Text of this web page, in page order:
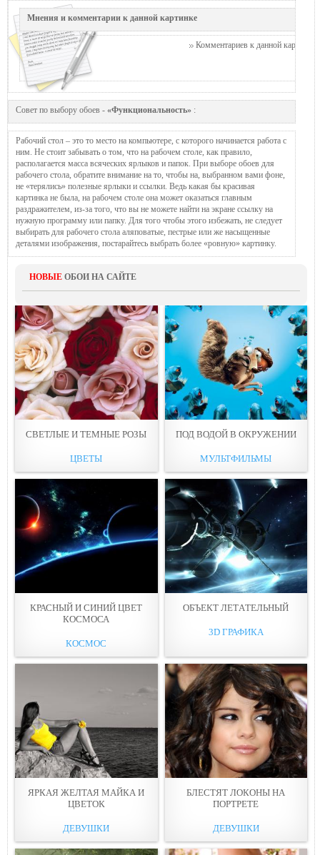
Мнения и комментарии к данной картинке
Комментариев к данной картинке
Совет по выбору обоев - «Функциональность» :
Рабочий стол – это то место на компьютере, с которого начинается работа с
ним. Не стоит забывать о том, что на рабочем столе, как правило,
располагается масса всяческих ярлыков и папок. При выборе обоев для
рабочего стола, обратите внимание на то, чтобы на, выбранном вами фоне,
не «терялись» полезные ярлыки и ссылки. Ведь какая бы красивая
картинка не была, на рабочем столе она может оказаться главным
раздражителем, из-за того, что вы не можете найти на экране ссылку на
нужную программу или папку. Для того чтобы этого избежать, не следует
выбирать для рабочего стола аляповатые, пестрые или же насыщенные
деталями изображения, постарайтесь выбрать более «ровную» картинку.
НОВЫЕ ОБОИ НА САЙТЕ
СВЕТЛЫЕ И ТЕМНЫЕ РOЗЫ
ЦВЕТЫ
ПОД ВОДОЙ В ОКРУЖЕНИИ
МУЛЬТФИЛЬМЫ
КРАСНЫЙ И СИНИЙ ЦВEТ
КОСМОСА
КОСМОС
ОБЪЕКТ ЛЕТAТEЛЬНЫЙ
3D ГРАФИКА
ЯРКАЯ ЖЕЛТАЯ МАЙКА И
ЦВЕТOК
ДЕВУШКИ
БЛEСТЯТ ЛОКОНЫ НА
ПОРТРЕТЕ
ДЕВУШКИ